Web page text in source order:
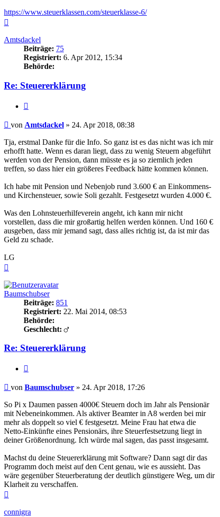
https://www.steuerklassen.com/steuerklasse-6/
Amtsdackel
Beiträge: 75
Registriert: 6. Apr 2012, 15:34
Behörde:
Re: Steuererklärung
Beitrag
von Amtsdackel » 24. Apr 2018, 08:38
Tja, erstmal Danke für die Info. So ganz ist es das nicht was ich mir
erhofft hatte. Wenn es daran liegt, dass zu wenig Steuern abgeführt
werden von der Pension, dann müsste es ja so ziemlich jeden
treffen, so dass hier ein größeres Feedback hätte kommen können.
Ich habe mit Pension und Nebenjob rund 3.600 € an Einkommens-
und Kirchensteuer, sowie Soli gezahlt. Festgesetzt wurden 4.000 €.
Was den Lohnsteuerhilfeverein angeht, ich kann mir nicht
vorstellen, dass die mir großartig helfen werden können. Und 160 €
ausgeben, dass mir jemand sagt, dass alles richtig ist, da ist mir das
Geld zu schade.
LG
Baumschubser
Beiträge: 851
Registriert: 22. Mai 2014, 08:53
Behörde:
Geschlecht:
Re: Steuererklärung
Beitrag
von Baumschubser » 24. Apr 2018, 17:26
So Pi x Daumen passen 4000€ Steuern doch im Jahr als Pensionär
mit Nebeneinkommen. Als aktiver Beamter in A8 werden bei mir
mehr als doppelt so viel € festgesetzt. Meine Frau hat etwa die
Netto-Einkünfte eines Pensionärs, ihre Steuerfestsetzung liegt in
deiner Größenordnung. Ich würde mal sagen, das passt insgesamt.
Machst du deine Steuererklärung mit Software? Dann sagt dir das
Programm doch meist auf den Cent genau, wie es aussieht. Das
wäre gegenüber Steuerberatung der deutlich günstigere Weg, um dir
Klarheit zu verschaffen.
connigra